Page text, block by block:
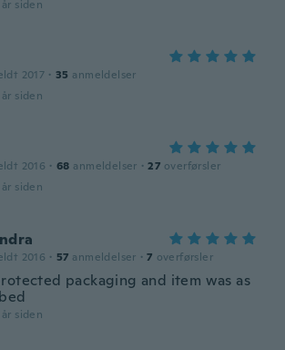
siden
2017 · 35 anmeldelser
siden
2016 · 68 anmeldelser · 27 overførsler
siden
2016 · 57 anmeldelser · 7 overførsler
packaging and item was as
siden